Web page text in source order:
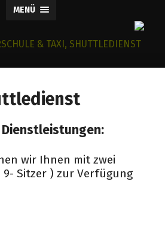
MENÜ
Dienstleistungen:
wir Ihnen mit zwei
9- Sitzer ) zur Verfügung